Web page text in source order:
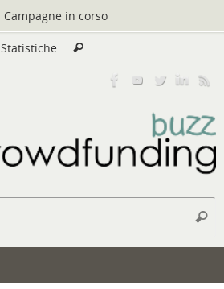
Campagne in corso
Statistiche Cerca
Cerca